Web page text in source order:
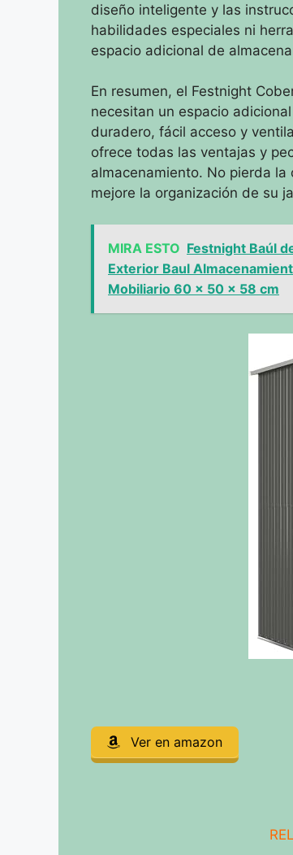
diseño inteligente y las
habilidades especiales ni
espacio adicional de
En resumen, el Festnight
necesitan un espacio
duradero, fácil acceso y
ofrece todas las ventajas y
almacenamiento. No pierda
mejore la organización de su
MIRA ESTO Festnight Baúl
Exterior Baul
Mobiliario 60 x 50 x 58 cm
Ver en amazon